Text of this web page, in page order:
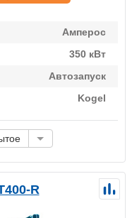
Амперос
350 кВт
Автозапуск
Kogel
R